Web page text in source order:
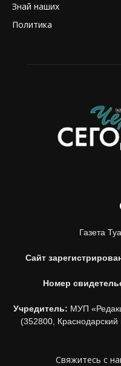
Знай наших
Политика
Газета
Сайт
Номер
Учредитель: МУП
(352800, Краснодарский
Свяжитесь с